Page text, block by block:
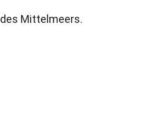
Mittelmeers.